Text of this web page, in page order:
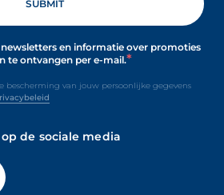
newsletters en informatie over promoties
te ontvangen per e-mail.
bescherming van jouw persoonlijke gegevens
de sociale media